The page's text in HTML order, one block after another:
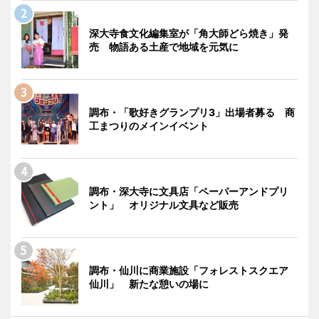
深大寺食文化編集室が「角大師どら焼き」発
売 物語ある土産で地域を元気に
調布・「歌好きグランプリ3」出場者募る 商
工まつりのメインイベント
調布・深大寺に文具店「ペーパーアンドプリ
ント」 オリジナル文具など販売
調布・仙川に商業施設「フォレストスクエア
仙川」 新たな憩いの場に